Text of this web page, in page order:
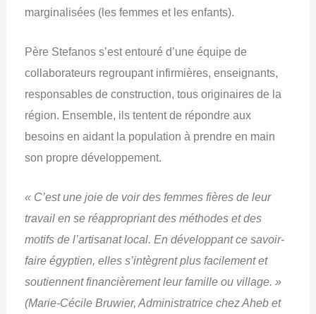
marginalisées (les femmes et les enfants).
Père Stefanos s’est entouré d’une équipe de
collaborateurs regroupant infirmières, enseignants,
responsables de construction, tous originaires de la
région. Ensemble, ils tentent de répondre aux
besoins en aidant la population à prendre en main
son propre développement.
« C’est une joie de voir des femmes fières de leur
travail en se réappropriant des méthodes et des
motifs de l’artisanat local. En développant ce savoir-
faire égyptien, elles s’intègrent plus facilement et
soutiennent financièrement leur famille ou village. »
(Marie-Cécile Bruwier, Administratrice chez Aheb et